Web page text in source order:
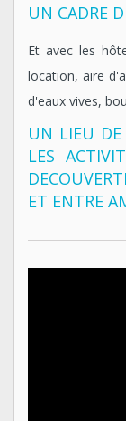
UN CADRE
Et avec les
location, aire
d'eaux vives,
UN LIEU DE
LES
ET ENTRE